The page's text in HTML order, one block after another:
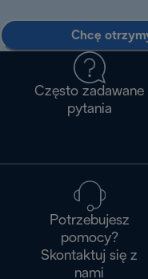
Chcę
Często zadawane
pytania
Potrzebujesz
pomocy?
Skontaktuj się z
nami